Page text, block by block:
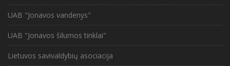
UAB "Jonavos vandenys"
UAB "Jonavos šilumos tinklai"
Lietuvos savivaldybių asociacija